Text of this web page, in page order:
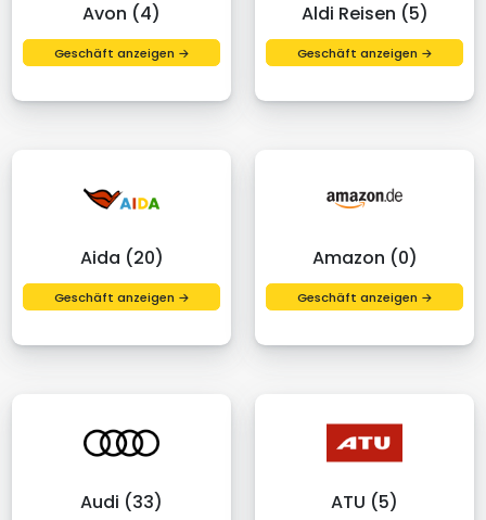
Avon (4)
Geschäft anzeigen →
Aldi Reisen (5)
Geschäft anzeigen →
Aida (20)
Geschäft anzeigen →
Amazon (0)
Geschäft anzeigen →
Audi (33) ATU (5)